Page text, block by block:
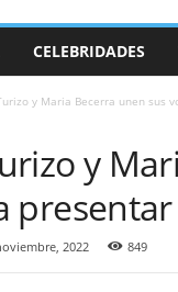
CELEBRIDADES
y Maria Becerra unen sus
y
presentar
2022 849